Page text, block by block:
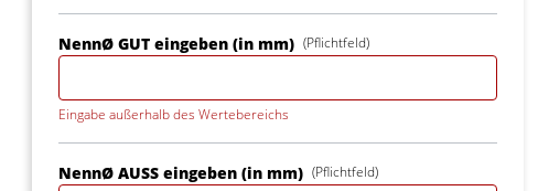
NennØ GUT eingeben (in mm) (Pflichtfeld)
Eingabe außerhalb des Wertebereichs
NennØ AUSS eingeben (in mm) (Pflichtfeld)